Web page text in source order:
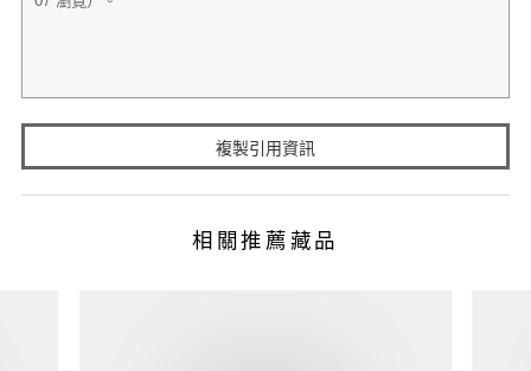
複製引用資訊
相關推薦藏品